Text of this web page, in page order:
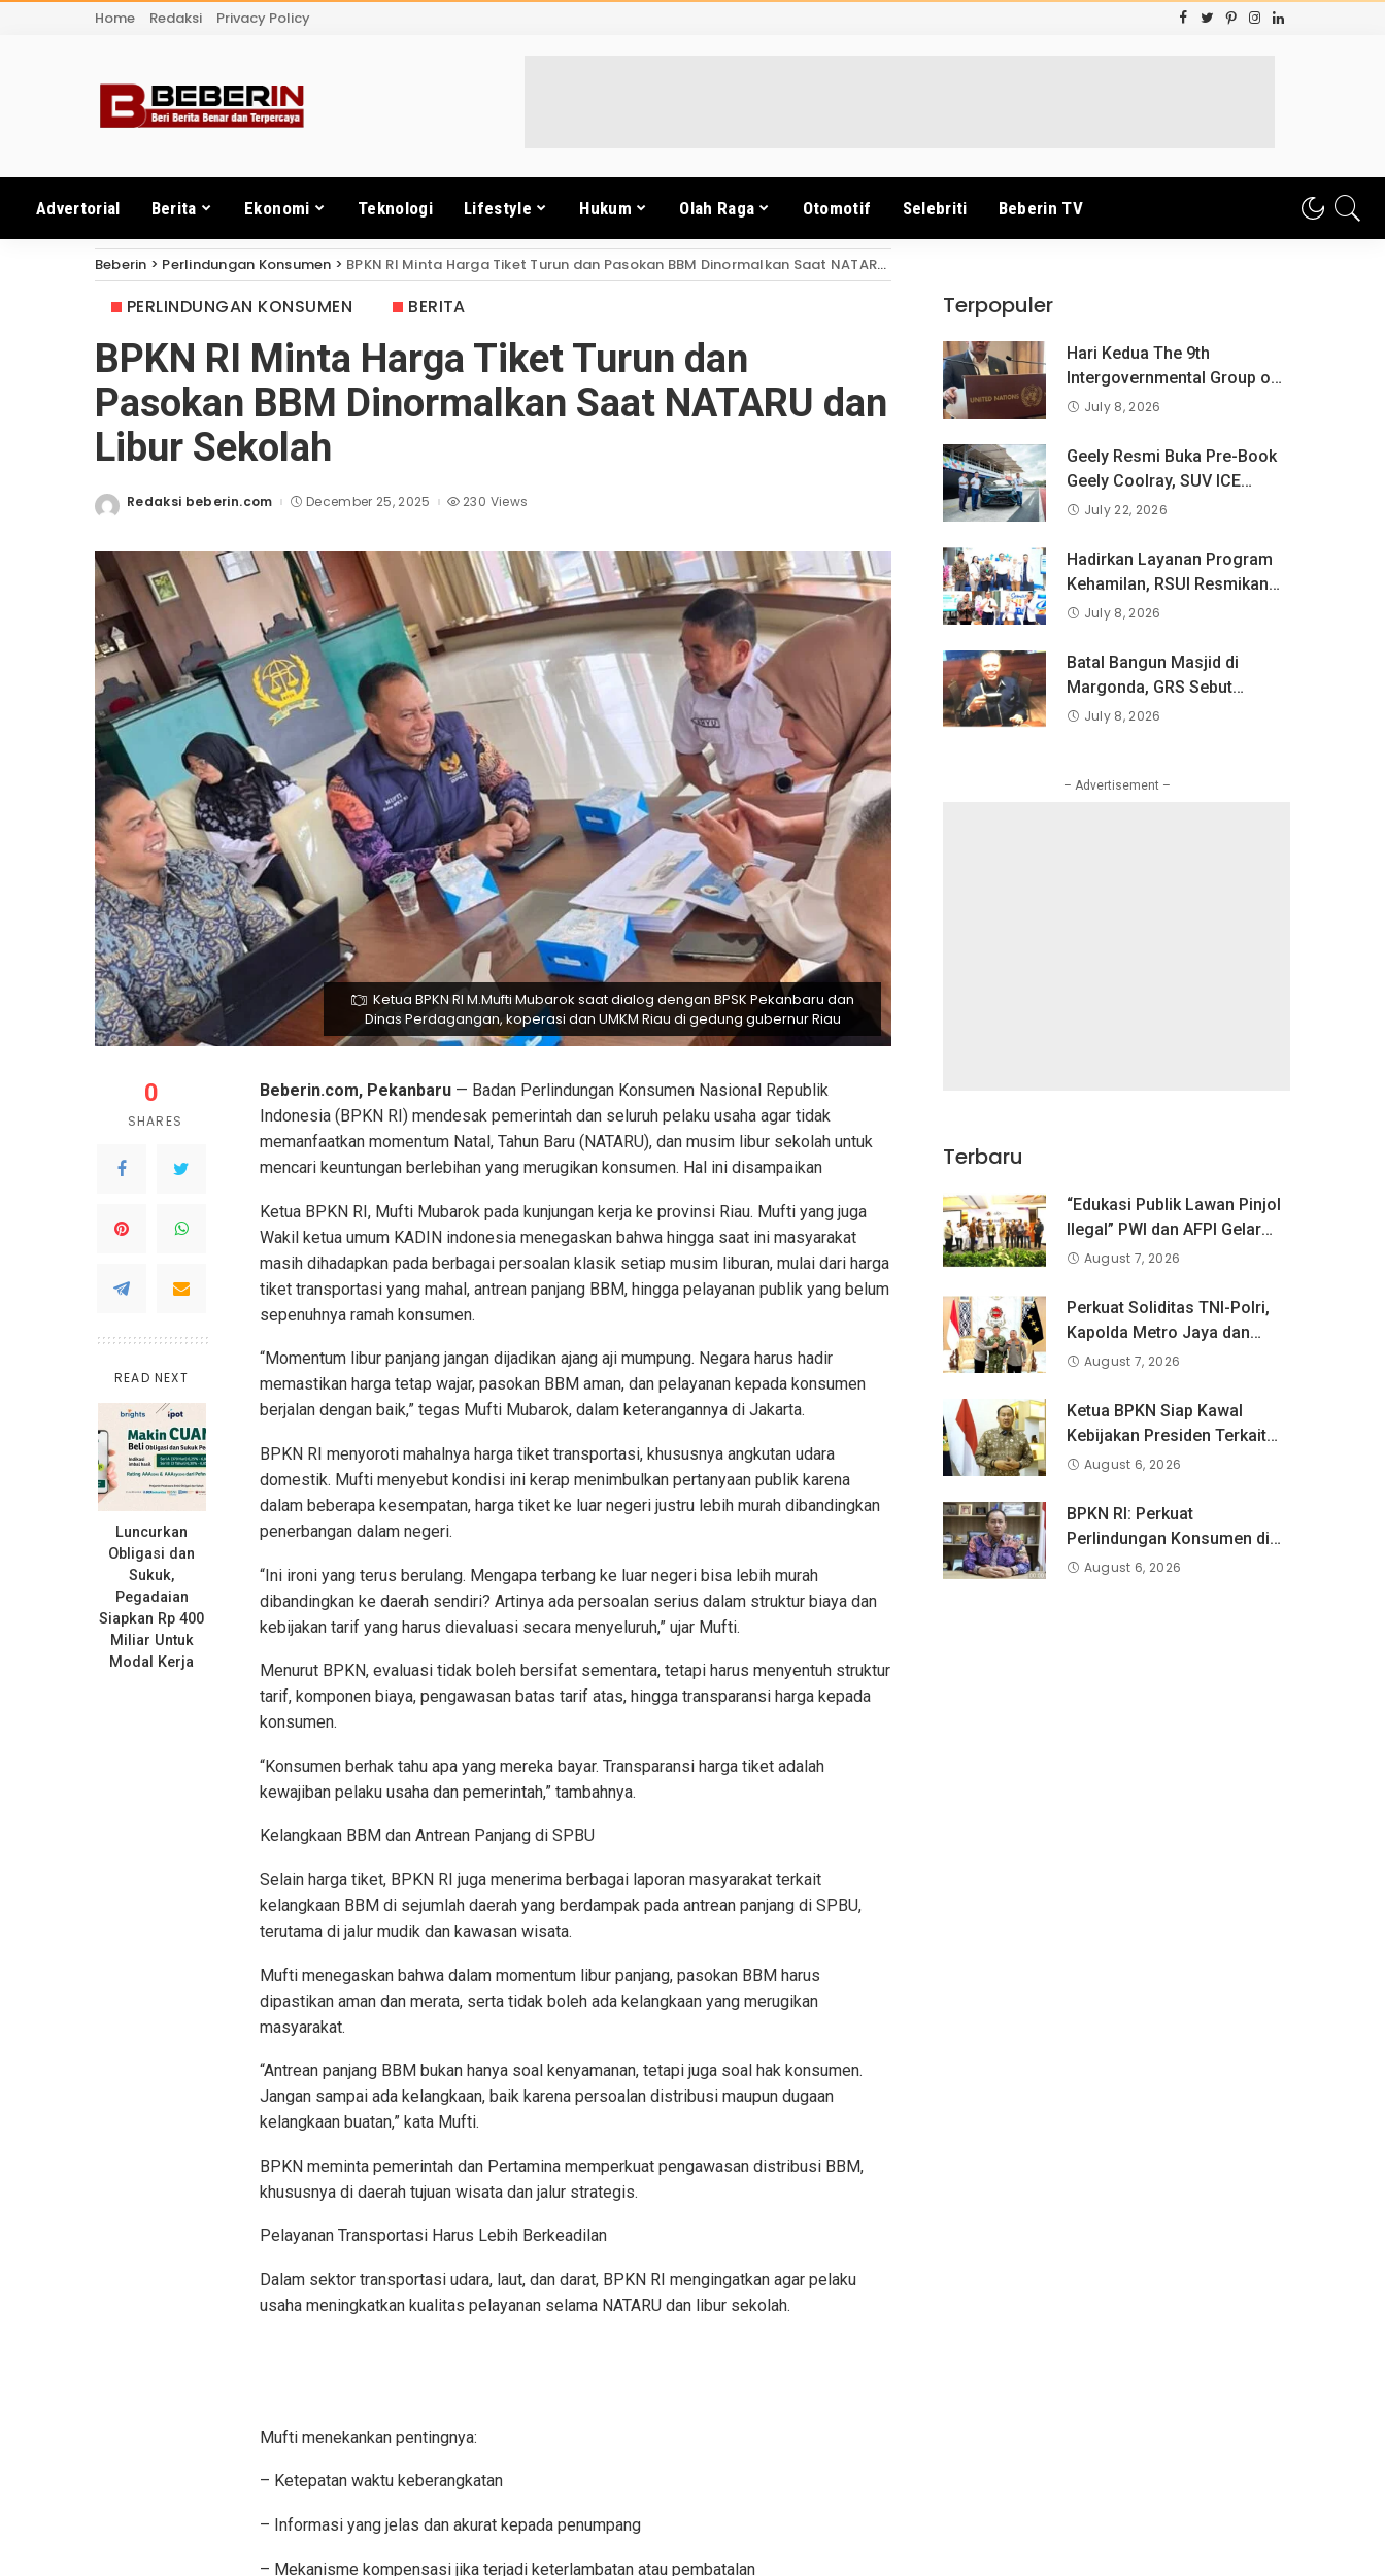
Home Redaksi Privacy Policy
Advertorial Berita Ekonomi Teknologi Lifestyle Hukum Olah Raga Otomotif Selebriti Beberin TV
Beberin > Perlindungan Konsumen > BPKN RI Minta Harga Tiket Turun dan Pasokan BBM Dinormalkan Saat NATARU dan Libur Sekolah
PERLINDUNGAN KONSUMEN BERITA
BPKN RI Minta Harga Tiket Turun dan
Pasokan BBM Dinormalkan Saat NATARU dan
Libur Sekolah
Posted
Redaksi beberin.com December 25, 2025 230 Views
Ketua BPKN RI M.Mufti Mubarok saat dialog dengan BPSK Pekanbaru dan
Dinas Perdagangan, koperasi dan UMKM Riau di gedung gubernur Riau
0
SHARES
READ NEXT
Luncurkan
Obligasi dan
Sukuk,
Pegadaian
Siapkan Rp 400
Miliar Untuk
Modal Kerja
Beberin.com, Pekanbaru — Badan Perlindungan Konsumen Nasional Republik
Indonesia (BPKN RI) mendesak pemerintah dan seluruh pelaku usaha agar tidak
memanfaatkan momentum Natal, Tahun Baru (NATARU), dan musim libur sekolah untuk
mencari keuntungan berlebihan yang merugikan konsumen. Hal ini disampaikan
Ketua BPKN RI, Mufti Mubarok pada kunjungan kerja ke provinsi Riau. Mufti yang juga
Wakil ketua umum KADIN indonesia menegaskan bahwa hingga saat ini masyarakat
masih dihadapkan pada berbagai persoalan klasik setiap musim liburan, mulai dari harga
tiket transportasi yang mahal, antrean panjang BBM, hingga pelayanan publik yang belum
sepenuhnya ramah konsumen.
“Momentum libur panjang jangan dijadikan ajang aji mumpung. Negara harus hadir
memastikan harga tetap wajar, pasokan BBM aman, dan pelayanan kepada konsumen
berjalan dengan baik,” tegas Mufti Mubarok, dalam keterangannya di Jakarta.
BPKN RI menyoroti mahalnya harga tiket transportasi, khususnya angkutan udara
domestik. Mufti menyebut kondisi ini kerap menimbulkan pertanyaan publik karena
dalam beberapa kesempatan, harga tiket ke luar negeri justru lebih murah dibandingkan
penerbangan dalam negeri.
“Ini ironi yang terus berulang. Mengapa terbang ke luar negeri bisa lebih murah
dibandingkan ke daerah sendiri? Artinya ada persoalan serius dalam struktur biaya dan
kebijakan tarif yang harus dievaluasi secara menyeluruh,” ujar Mufti.
Menurut BPKN, evaluasi tidak boleh bersifat sementara, tetapi harus menyentuh struktur
tarif, komponen biaya, pengawasan batas tarif atas, hingga transparansi harga kepada
konsumen.
“Konsumen berhak tahu apa yang mereka bayar. Transparansi harga tiket adalah
kewajiban pelaku usaha dan pemerintah,” tambahnya.
Kelangkaan BBM dan Antrean Panjang di SPBU
Selain harga tiket, BPKN RI juga menerima berbagai laporan masyarakat terkait
kelangkaan BBM di sejumlah daerah yang berdampak pada antrean panjang di SPBU,
terutama di jalur mudik dan kawasan wisata.
Mufti menegaskan bahwa dalam momentum libur panjang, pasokan BBM harus
dipastikan aman dan merata, serta tidak boleh ada kelangkaan yang merugikan
masyarakat.
“Antrean panjang BBM bukan hanya soal kenyamanan, tetapi juga soal hak konsumen.
Jangan sampai ada kelangkaan, baik karena persoalan distribusi maupun dugaan
kelangkaan buatan,” kata Mufti.
BPKN meminta pemerintah dan Pertamina memperkuat pengawasan distribusi BBM,
khususnya di daerah tujuan wisata dan jalur strategis.
Pelayanan Transportasi Harus Lebih Berkeadilan
Dalam sektor transportasi udara, laut, dan darat, BPKN RI mengingatkan agar pelaku
usaha meningkatkan kualitas pelayanan selama NATARU dan libur sekolah.
Mufti menekankan pentingnya:
– Ketepatan waktu keberangkatan
– Informasi yang jelas dan akurat kepada penumpang
– Mekanisme kompensasi jika terjadi keterlambatan atau pembatalan
Terpopuler
Hari Kedua The 9th
Intergovernmental Group og
Exoert on Consumer
BPKN RI Sampaikan
Pandangan Indonesia
tentang Keselamatan Produk
Digital
July 8, 2026
Geely Resmi Buka Pre-Book
Geely Coolray, SUV ICE
Pertama Geely di Indonesia
Juta Pengguna Global.
July 22, 2026
Hadirkan Layanan Program
Kehamilan, RSUI Resmikan
Klinik Inseminasi
July 8, 2026
Batal Bangun Masjid di
Margonda, GRS Sebut
Pemkot Tetapkan Bangun
July 8, 2026
– Advertisement –
Terbaru
“Edukasi Publik Lawan Pinjol
Ilegal” PWI dan AFPI Gelar
Workshop Jurnalistik
August 7, 2026
Perkuat Soliditas TNI-Polri,
Kapolda Metro Jaya dan
Pangdam Jaya Kunjungi
August 7, 2026
Ketua BPKN Siap Kawal
Kebijakan Presiden Terkait
Potongan Biaya Bagi
August 6, 2026
BPKN RI: Perkuat
Perlindungan Konsumen di
Era Digital, Aduan Pinjaman
August 6, 2026